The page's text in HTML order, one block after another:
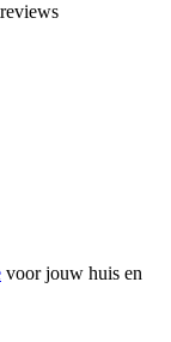
voor jouw huis en